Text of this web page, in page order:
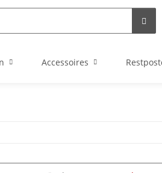
Accessoires